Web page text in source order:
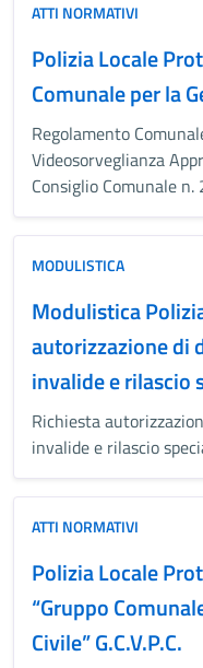
ATTI NORMATIVI
Polizia Locale
Comunale per la
Regolamento
Videosorveglianza
Consiglio Comunale
MODULISTICA
Modulistica
autorizzazione di
invalide e rilascio
Richiesta
invalide e rilascio
ATTI NORMATIVI
Polizia Locale
“Gruppo
Civile” G.C.V.P.C.